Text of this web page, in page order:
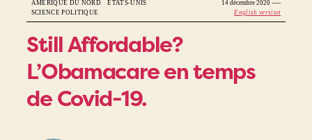
les
AMÉRIQUE DU NORD
ÉTATS-UNIS
SCIENCE POLITIQUE
14 décembre 2020 —
English version
Still Affordable?
L’Obamacare en temps
de Covid-19.